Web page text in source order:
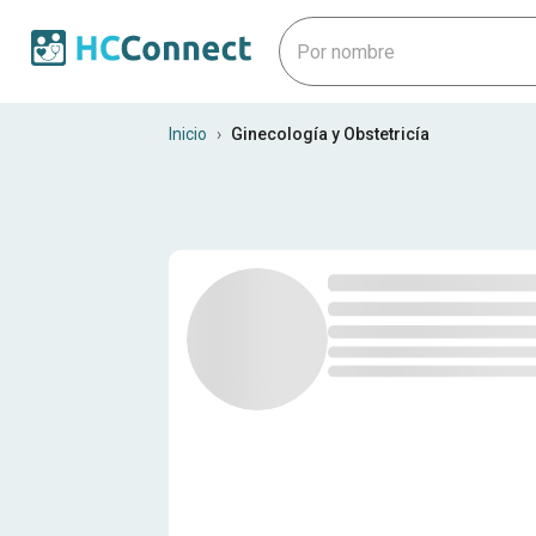
Profesionales médicos en
Inicio › Ginecología y Obstetricía